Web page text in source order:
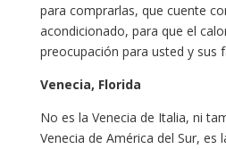
para comprarlas, que cuente
acondicionado, para que el
preocupación para usted y sus
Venecia, Florida
No es la Venecia de Italia, ni
Venecia de América del Sur, es